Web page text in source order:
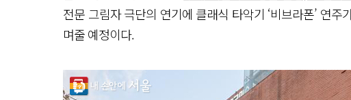
전문 그림자 극단의 연기에 클래식 타악기 ‘비브라폰’ 연
며줄 예정이다.